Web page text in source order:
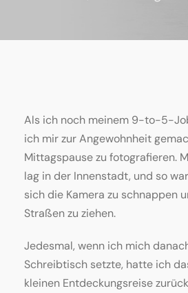
Als ich noch meinem 9-to-5-
ich mir zur Angewohnheit
Mittagspause zu fotografieren.
lag in der Innenstadt, und so
sich die Kamera zu schnappen
Straßen zu ziehen.
Jedesmal, wenn ich mich
Schreibtisch setzte, hatte ich
kleinen Entdeckungsreise